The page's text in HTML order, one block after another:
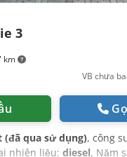
km
3
VB chưa
(đã qua sử dụng), công
nhiên liệu: diesel, Năm